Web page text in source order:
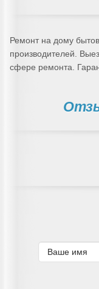
Ремонт на дому
производителей.
сфере ремонта.